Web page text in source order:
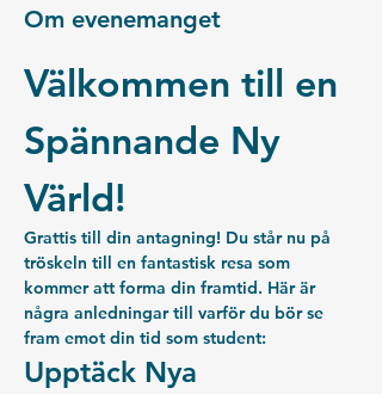
Om evenemanget
Välkommen till en
Spännande Ny
Värld!
Grattis till din antagning! Du står nu på
tröskeln till en fantastisk resa som
kommer att forma din framtid. Här är
några anledningar till varför du bör se
fram emot din tid som student:
Upptäck Nya